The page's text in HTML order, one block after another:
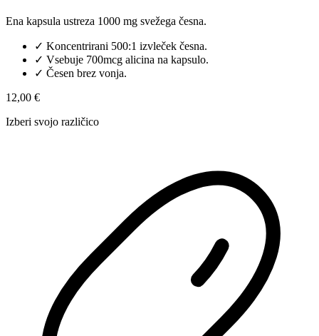
Ena kapsula ustreza 1000 mg svežega česna.
✓ Koncentrirani 500:1 izvleček česna.
✓ Vsebuje 700mcg alicina na kapsulo.
✓ Česen brez vonja.
12,00 €
Izberi svojo različico